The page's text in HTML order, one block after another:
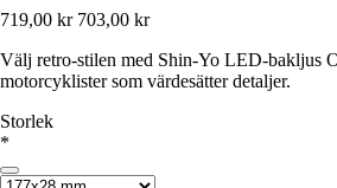
719,00 kr 703,00 kr
Välj retro-stilen med Shin-Yo LED-bakljus
motorcyklister som värdesätter detaljer.
Storlek
*